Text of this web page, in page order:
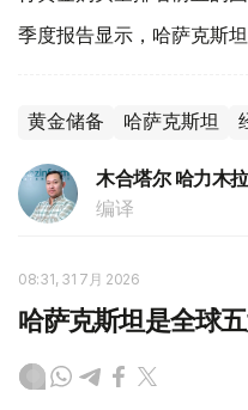
季度报告显示，哈萨克斯
黄金储备 哈萨克斯坦
木合塔尔 哈力木拉
编译
08:31, 31 7月 2026
哈萨克斯坦是全球